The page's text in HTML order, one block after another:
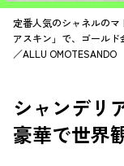
定番人気のシャネルの
アスキン」で、ゴールド
／ALLU OMOTESANDO
シャンデリ
豪華で世界